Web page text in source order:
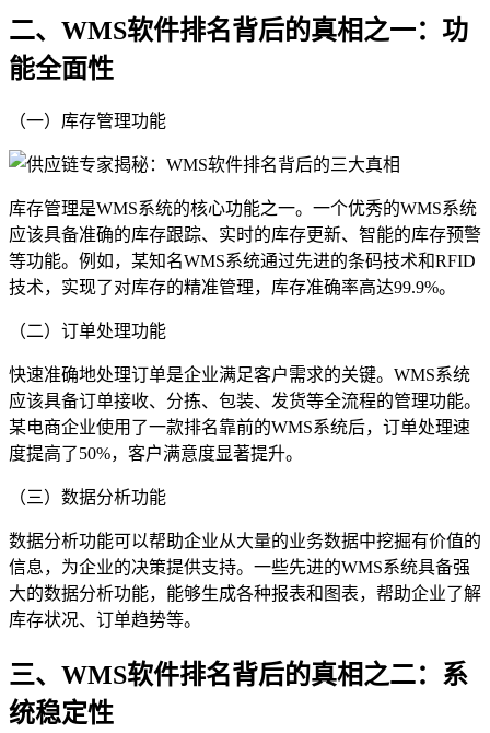
二、WMS软件排名背后的真相之一：功
能全面性
（一）库存管理功能
库存管理是WMS系统的核心功能之一。一个优秀的WMS系统
应该具备准确的库存跟踪、实时的库存更新、智能的库存预警
等功能。例如，某知名WMS系统通过先进的条码技术和RFID
技术，实现了对库存的精准管理，库存准确率高达99.9%。
（二）订单处理功能
快速准确地处理订单是企业满足客户需求的关键。WMS系统
应该具备订单接收、分拣、包装、发货等全流程的管理功能。
某电商企业使用了一款排名靠前的WMS系统后，订单处理速
度提高了50%，客户满意度显著提升。
（三）数据分析功能
数据分析功能可以帮助企业从大量的业务数据中挖掘有价值的
信息，为企业的决策提供支持。一些先进的WMS系统具备强
大的数据分析功能，能够生成各种报表和图表，帮助企业了解
库存状况、订单趋势等。
三、WMS软件排名背后的真相之二：系
统稳定性